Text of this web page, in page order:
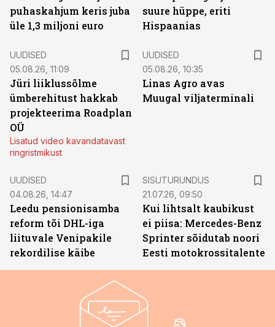
puhaskahjum keris juba
üle 1,3 miljoni euro
suure hüppe, eriti
Hispaanias
UUDISED
05.08.26, 11:09
Jüri liiklussõlme
ümberehitust hakkab
projekteerima Roadplan
OÜ
Lisatud video kavandatavast
ringristmikust
UUDISED
05.08.26, 10:35
Linas Agro avas
Muugal viljaterminali
UUDISED
04.08.26, 14:47
Leedu pensionisamba
reform tõi DHL-iga
liituvale Venipakile
rekordilise käibe
SISUTURUNDUS
21.07.26, 09:50
Kui lihtsalt kaubikust
ei piisa: Mercedes-Benz
Sprinter sõidutab noori
Eesti motokrossitalente